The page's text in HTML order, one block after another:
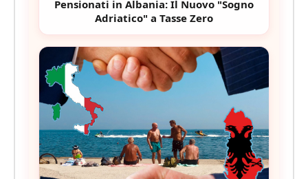
Pensionati in Albania: Il Nuovo "Sogno
Adriatico" a Tasse Zero